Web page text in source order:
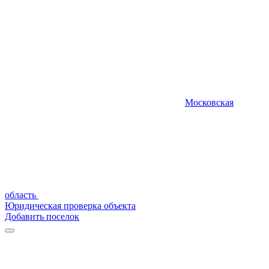
Московская
область
Юридическая проверка объекта
Добавить поселок